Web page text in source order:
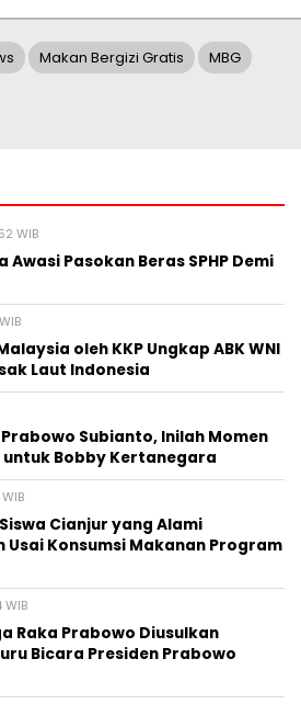
Makan Bergizi Gratis MBG
WIB
Pasokan Beras SPHP Demi
oleh KKP Ungkap ABK WNI
Laut Indonesia
Subianto, Inilah Momen
untuk Bobby Kertanegara
Cianjur yang Alami
Usai Konsumsi Makanan Program
Raka Prabowo Diusulkan
Bicara Presiden Prabowo